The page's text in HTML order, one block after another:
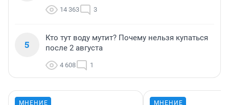
14 363 3
5
Кто тут воду мутит? Почему нельзя купаться
после 2 августа
4 608 1
МНЕНИЕ МНЕНИЕ